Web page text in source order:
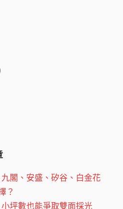
閣、安盛、矽谷、白金花
？
坪數也能爭取雙面採光